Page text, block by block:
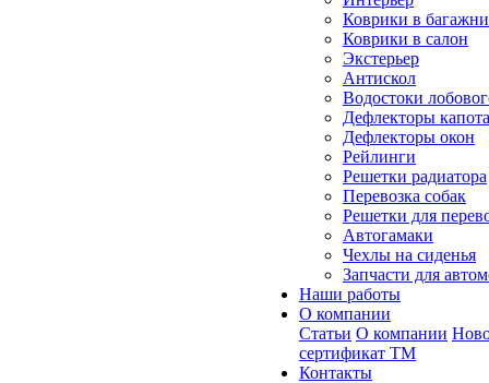
Коврики в
Коврики в салон
Экстерьер
Антискол
Водостоки
Дефлекторы капота
Дефлекторы окон
Рейлинги
Решетки радиатора
Перевозка собак
Решетки для
Автогамаки
Чехлы на сиденья
Запчасти для
Наши работы
О компании
Статьи О компании
сертификат ТМ
Контакты